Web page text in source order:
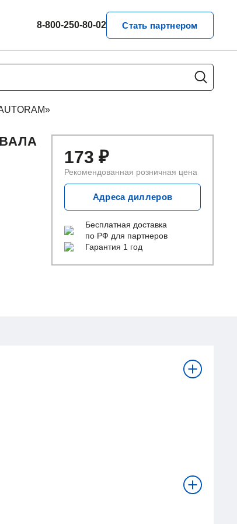
8-800-250-80-02 Стать партнером
173 ₽
Рекомендованная розничная цена
Адреса диллеров
Бесплатная доставка
по РФ для партнеров
Гарантия 1 год